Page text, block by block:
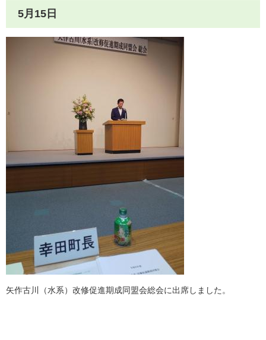
5月15日
矢作古川（水系）改修促進期成同盟会総会に出席しました。